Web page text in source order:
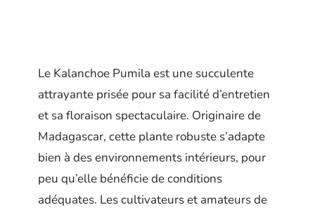
Le Kalanchoe Pumila est une succulente
attrayante prisée pour sa facilité d’entretien
et sa floraison spectaculaire. Originaire de
Madagascar, cette plante robuste s’adapte
bien à des environnements intérieurs, pour
peu qu’elle bénéficie de conditions
adéquates. Les cultivateurs et amateurs de